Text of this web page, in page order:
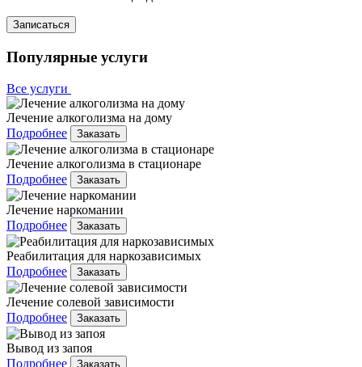
Записаться
Популярные услуги
Все услуги
Лечение алкоголизма на дому
Подробнее
Заказать
Лечение алкоголизма в стационаре
Подробнее
Заказать
Лечение наркомании
Подробнее
Заказать
Реабилитация для наркозависимых
Подробнее
Заказать
Лечение солевой зависимости
Подробнее
Заказать
Вывод из запоя
Подробнее
Заказать